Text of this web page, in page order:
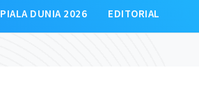
PIALA DUNIA 2026 EDITORIAL